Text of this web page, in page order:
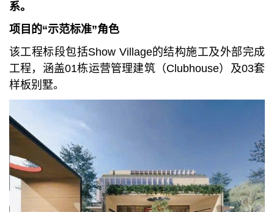
系。
项目的“示范标准”角色
该工程标段包括Show Village的结构施工及外部完成
工程，涵盖01栋运营管理建筑（Clubhouse）及03套
样板别墅。